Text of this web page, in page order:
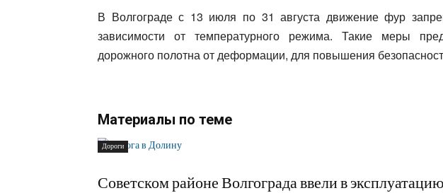
В Волгограде с 13 июля по 31 августа движение фур
зависимости от температурного режима. Такие меры
дорожного полотна от деформации, для повышения
Материалы по теме
Дороги
Советском районе Волгограда ввели в